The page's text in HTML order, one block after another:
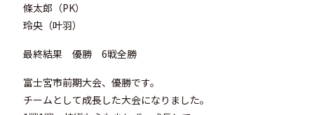
條太郎（PK）
玲央（叶羽）
最終結果 優勝 6戦全勝
富士宮市前期大会、優勝です。
チームとして成長した大会になりました。